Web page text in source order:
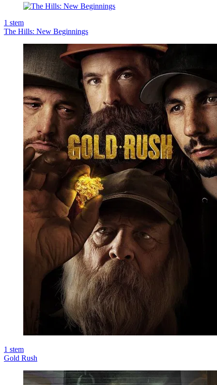
1 stem
The Hills: New Beginnings
1 stem
Gold Rush